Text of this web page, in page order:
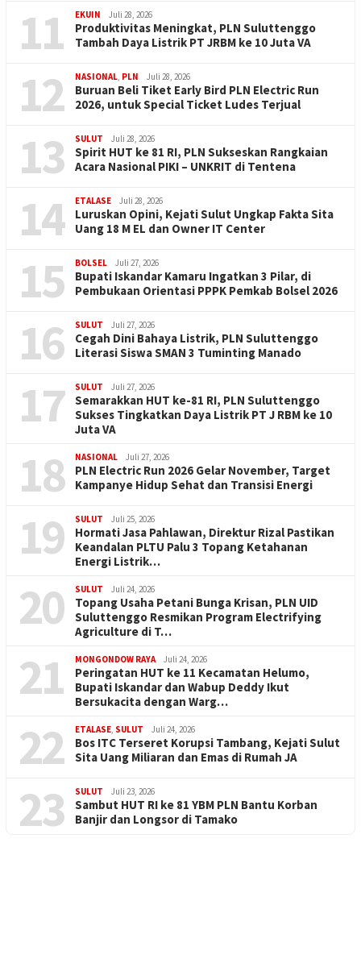
11 EKUIN Juli 28, 2026
Produktivitas Meningkat, PLN Suluttenggo
Tambah Daya Listrik PT JRBM ke 10 Juta VA
12 NASIONAL PLN Juli 28, 2026
Buruan Beli Tiket Early Bird PLN Electric Run
2026, untuk Special Ticket Ludes Terjual
13 SULUT Juli 28, 2026
Spirit HUT ke 81 RI, PLN Sukseskan Rangkaian
Acara Nasional PIKI – UNKRIT di Tentena
14 ETALASE Juli 28, 2026
Luruskan Opini, Kejati Sulut Ungkap Fakta Sita
Uang 18 M EL dan Owner IT Center
15 BOLSEL Juli 27, 2026
Bupati Iskandar Kamaru Ingatkan 3 Pilar, di
Pembukaan Orientasi PPPK Pemkab Bolsel 2026
16 SULUT Juli 27, 2026
Cegah Dini Bahaya Listrik, PLN Suluttenggo
Literasi Siswa SMAN 3 Tuminting Manado
17 SULUT Juli 27, 2026
Semarakkan HUT ke-81 RI, PLN Suluttenggo
Sukses Tingkatkan Daya Listrik PT J RBM ke 10
Juta VA
18 NASIONAL Juli 27, 2026
PLN Electric Run 2026 Gelar November, Target
Kampanye Hidup Sehat dan Transisi Energi
19 SULUT Juli 25, 2026
Hormati Jasa Pahlawan, Direktur Rizal Pastikan
Keandalan PLTU Palu 3 Topang Ketahanan
Energi Listrik…
20 SULUT Juli 24, 2026
Topang Usaha Petani Bunga Krisan, PLN UID
Suluttenggo Resmikan Program Electrifying
Agriculture di T…
21 MONGONDOW RAYA Juli 24, 2026
Peringatan HUT ke 11 Kecamatan Helumo,
Bupati Iskandar dan Wabup Deddy Ikut
Bersukacita dengan Warg…
22 ETALASE SULUT Juli 24, 2026
Bos ITC Terseret Korupsi Tambang, Kejati Sulut
Sita Uang Miliaran dan Emas di Rumah JA
23 SULUT Juli 23, 2026
Sambut HUT RI ke 81 YBM PLN Bantu Korban
Banjir dan Longsor di Tamako